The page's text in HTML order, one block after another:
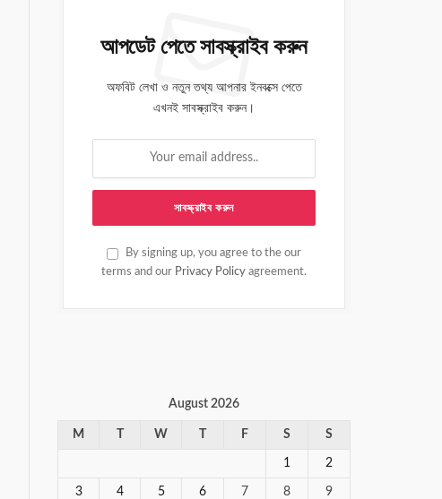
আপডেট পেতে সাবস্ক্রাইব করুন
অফবিট লেখা ও নতুন তথ্য আপনার ইনবক্সে পেতে
এখনই সাবস্ক্রাইব করুন।
By signing up, you agree to the our
terms and our Privacy Policy agreement.
August 2026
M W F S S
1 2
3 4 5 6 7 8 9